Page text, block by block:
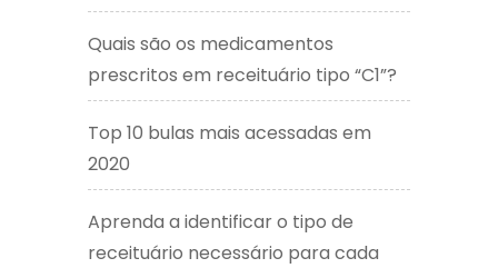
Quais são os medicamentos
prescritos em receituário tipo “C1”?
Top 10 bulas mais acessadas em
2020
Aprenda a identificar o tipo de
receituário necessário para cada